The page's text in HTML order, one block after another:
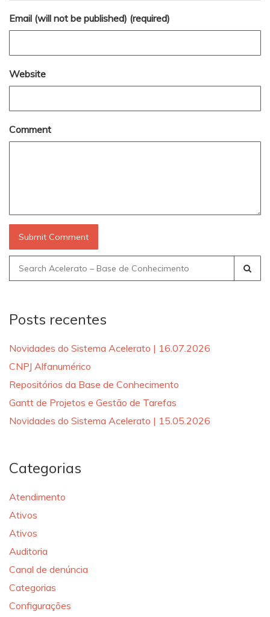
Email (will not be published) (required)
Website
Comment
Search
for:
Posts recentes
Novidades do Sistema Acelerato | 16.07.2026
CNPJ Alfanumérico
Repositórios da Base de Conhecimento
Gantt de Projetos e Gestão de Tarefas
Novidades do Sistema Acelerato | 15.05.2026
Categorias
Atendimento
Ativos
Ativos
Auditoria
Canal de denúncia
Categorias
Configurações